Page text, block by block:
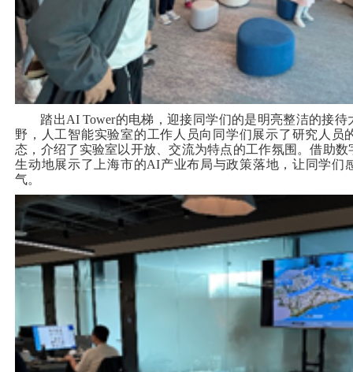
踏出AI Tower的电梯，迎接同学们的是明亮整洁的接
野，人工智能实验室的工作人员向同学们展示了研究人员
态，介绍了实验室以开放、交流为特点的工作氛围。借助
生动地展示了上海市的AI产业布局与政策落地，让同学们
气。